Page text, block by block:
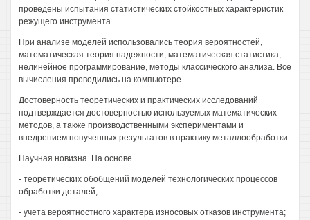
проведены испытания статистических стойкостных характеристик
режущего инструмента.
При анализе моделей использовались теория вероятностей,
математическая теория надежности, математическая статистика,
нелинейное программирование, методы классического анализа. Все
вычисления проводились на компьютере.
Достоверность теоретических и практических исследований
подтверждается достоверностью используемых математических
методов, а также производственными экспериментами и
внедрением попученных результатов в практику металлообработки.
Научная новизна. На основе
- теоретических обобщений моделей технологических процессов
обработки деталей;
- учета вероятностного характера износовых отказов инструмента;